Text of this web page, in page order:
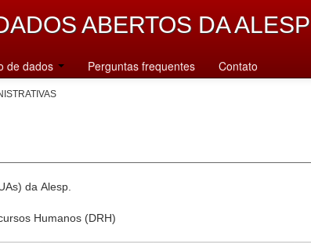
ABERTOS DA ALESP
de dados Perguntas frequentes Contato
da Alesp.
Humanos (DRH)